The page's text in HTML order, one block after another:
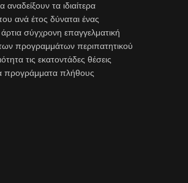
τα ιδιαίτερα
ανά έτος δύναται ένας
σύγχρονη επαγγελματική
προγραμμάτων περιπατητικού
τις εκατοντάδες θέσεις
προγράμματα πλήθους